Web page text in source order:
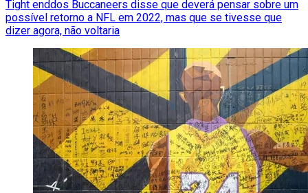
Tight enddos Buccaneers disse que deverá pensar sobre um
possível retorno a NFL em 2022, mas que se tivesse que
dizer agora, não voltaria